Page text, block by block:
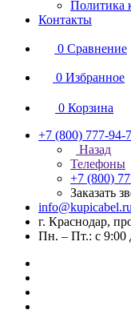
Политика
Контакты
0 Сравнение
0 Избранное
0 Корзина
+7 (800) 777-94-
Назад
Телефоны
+7 (800)
Заказать
info@kupicabel.ru
г. Краснодар,
Пн. – Пт.: с 9:00